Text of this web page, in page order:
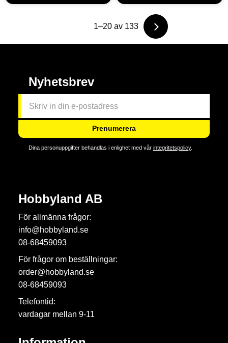
1–20 av 133
Nyhetsbrev
Prenumerera
Dina personuppgifter behandlas i enlighet med vår integritetspolicy.
Hobbyland AB
För allmänna frågor:
info@hobbyland.se
08-68459093
För frågor om beställningar:
order@hobbyland.se
08-68459093
Telefontid:
vardagar mellan 9-11